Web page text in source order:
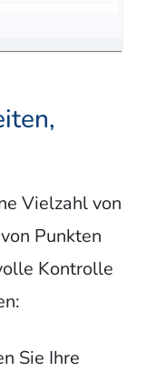
Vielzahl von
Punkten
Kontrolle
Sie Ihre